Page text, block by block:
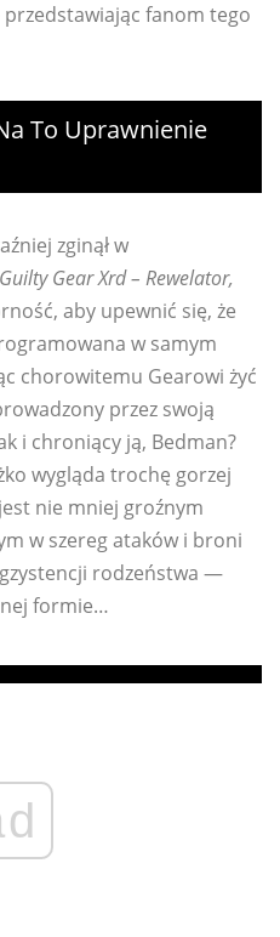
fanom tego
To Uprawnienie
zginął w
Guilty Gear Xrd – Rewelator,
aby upewnić się, że
w samym
chorowitemu Gearowi żyć
przez swoją
i chroniący ją, Bedman?
wygląda trochę gorzej
nie mniej groźnym
w szereg ataków i broni
rodzeństwa —
formie…